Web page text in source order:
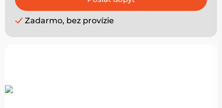
Zadarmo, bez provízie